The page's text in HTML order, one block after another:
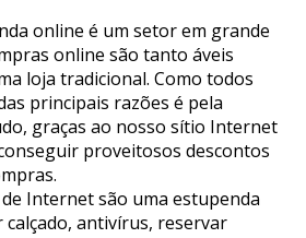
online é um setor em grande
online são tanto fiáveis
loja tradicional. Como todos
principais razões é pela
graças ao nosso sítio Internet
proveitosos descontos
Internet são uma estupenda
antivírus, reservar